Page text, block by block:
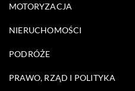
MOTORYZACJA
NIERUCHOMOŚCI
PODRÓŻE
PRAWO, RZĄD I POLITYKA